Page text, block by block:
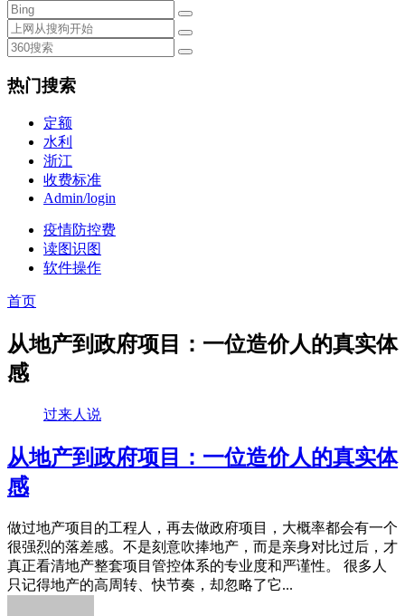
热门搜索
定额
水利
浙江
收费标准
Admin/login
疫情防控费
读图识图
软件操作
首页
从地产到政府项目：一位造价人的真实体
感
过来人说
从地产到政府项目：一位造价人的真实体
感
做过地产项目的工程人，再去做政府项目，大概率都会有一个
很强烈的落差感。不是刻意吹捧地产，而是亲身对比过后，才
真正看清地产整套项目管控体系的专业度和严谨性。 很多人
只记得地产的高周转、快节奏，却忽略了它...